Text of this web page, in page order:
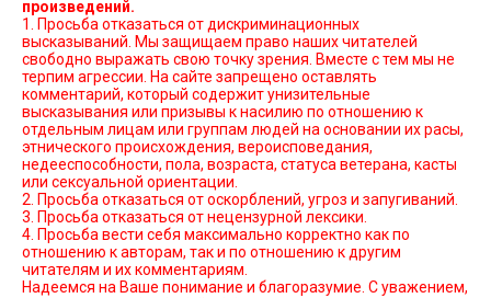
произведений.
1. Просьба отказаться от дискриминационных
высказываний. Мы защищаем право наших читателей
свободно выражать свою точку зрения. Вместе с тем мы не
терпим агрессии. На сайте запрещено оставлять
комментарий, который содержит унизительные
высказывания или призывы к насилию по отношению к
отдельным лицам или группам людей на основании их расы,
этнического происхождения, вероисповедания,
недееспособности, пола, возраста, статуса ветерана, касты
или сексуальной ориентации.
2. Просьба отказаться от оскорблений, угроз и запугиваний.
3. Просьба отказаться от нецензурной лексики.
4. Просьба вести себя максимально корректно как по
отношению к авторам, так и по отношению к другим
читателям и их комментариям.
Надеемся на Ваше понимание и благоразумие. С уважением,